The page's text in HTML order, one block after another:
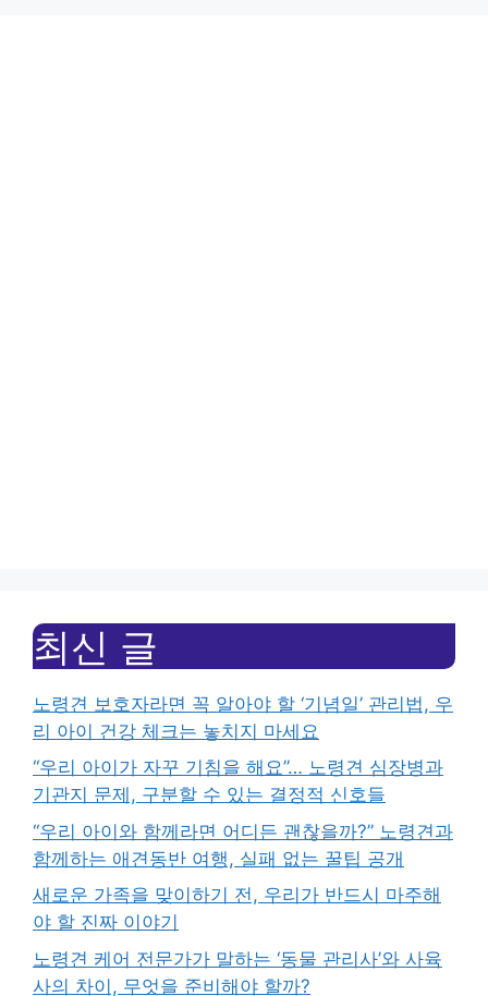
최신 글
노령견 보호자라면 꼭 알아야 할 ‘기념일’ 관리법, 우
리 아이 건강 체크는 놓치지 마세요
“우리 아이가 자꾸 기침을 해요”… 노령견 심장병과
기관지 문제, 구분할 수 있는 결정적 신호들
“우리 아이와 함께라면 어디든 괜찮을까?” 노령견과
함께하는 애견동반 여행, 실패 없는 꿀팁 공개
새로운 가족을 맞이하기 전, 우리가 반드시 마주해
야 할 진짜 이야기
노령견 케어 전문가가 말하는 ‘동물 관리사’와 사육
사의 차이, 무엇을 준비해야 할까?